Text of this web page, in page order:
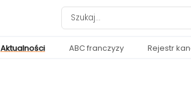
Aktualności ABC franczyzy Rejestr